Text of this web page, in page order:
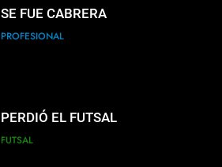
SE FUE CABRERA
PROFESIONAL
PERDIÓ EL FUTSAL
FUTSAL